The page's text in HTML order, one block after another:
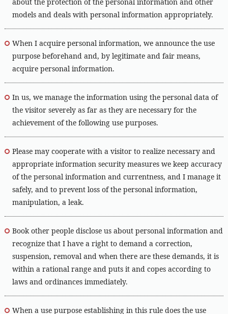
models and deals with personal information appropriately.
When I acquire personal information, we announce the use
purpose beforehand and, by legitimate and fair means,
acquire personal information.
In us, we manage the information using the personal data of
the visitor severely as far as they are necessary for the
achievement of the following use purposes.
Please may cooperate with a visitor to realize necessary and
appropriate information security measures we keep accuracy
of the personal information and currentness, and I manage it
safely, and to prevent loss of the personal information,
manipulation, a leak.
Book other people disclose us about personal information and
recognize that I have a right to demand a correction,
suspension, removal and when there are these demands, it is
within a rational range and puts it and copes according to
laws and ordinances immediately.
When a use purpose establishing in this rule does the use